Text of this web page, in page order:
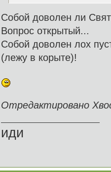
Собой доволен ли
Вопрос открытый...
Собой доволен лох
(лежу в корыте)!
Отредактировано
иди